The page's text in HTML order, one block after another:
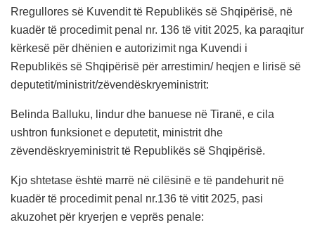
Rregullores së Kuvendit të Republikës së Shqipërisë, në
kuadër të procedimit penal nr. 136 të vitit 2025, ka paraqitur
kërkesë për dhënien e autorizimit nga Kuvendi i
Republikës së Shqipërisë për arrestimin/ heqjen e lirisë së
deputetit/ministrit/zëvendëskryeministrit:
Belinda Balluku, lindur dhe banuese në Tiranë, e cila
ushtron funksionet e deputetit, ministrit dhe
zëvendëskryeministrit të Republikës së Shqipërisë.
Kjo shtetase është marrë në cilësinë e të pandehurit në
kuadër të procedimit penal nr.136 të vitit 2025, pasi
akuzohet për kryerjen e veprës penale: